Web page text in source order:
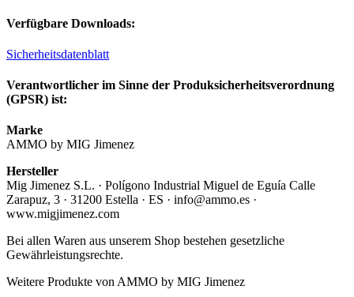
Verfügbare Downloads:
Sicherheitsdatenblatt
Verantwortlicher im Sinne der Produksicherheitsverordnung
(GPSR) ist:
Marke
AMMO by MIG Jimenez
Hersteller
Mig Jimenez S.L. · Polígono Industrial Miguel de Eguía Calle
Zarapuz, 3 · 31200 Estella · ES · info@ammo.es ·
www.migjimenez.com
Bei allen Waren aus unserem Shop bestehen gesetzliche
Gewährleistungsrechte.
Weitere Produkte von AMMO by MIG Jimenez